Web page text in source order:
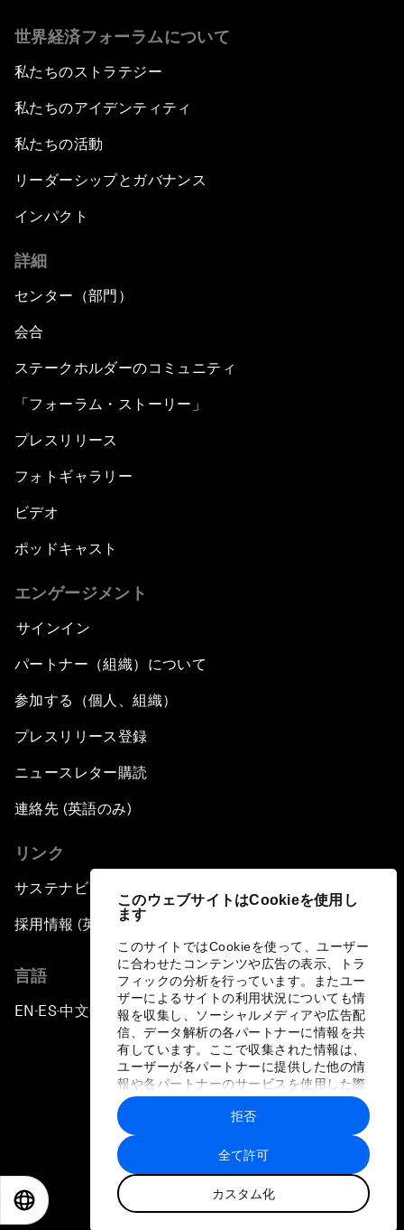
このウェブサイトはCookieを使用し
ます
このサイトではCookieを使って、ユーザー
に合わせたコンテンツや広告の表示、トラ
フィックの分析を行っています。またユー
ザーによるサイトの利用状況についても情
報を収集し、ソーシャルメディアや広告配
信、データ解析の各パートナーに情報を共
有しています。ここで収集された情報は、
ユーザーが各パートナーに提供した他の情
報や各パートナーのサービスを使用した際
に収集された情報と組み合わされ、各パー
トナーによって使用されることがありま
す。
全て許可
カスタム化
拒否
世界経済フォーラムについて
私たちのストラテジー
私たちのアイデンティティ
私たちの活動
リーダーシップとガバナンス
インパクト
詳細
センター（部門）
会合
ステークホルダーのコミュニティ
「フォーラム・ストーリー」
プレスリリース
フォトギャラリー
ビデオ
ポッドキャスト
エンゲージメント
サインイン
パートナー（組織）について
参加する（個人、組織）
プレスリリース登録
ニュースレター購読
連絡先 (英語のみ)
リンク
サステナビリティへの取り組み
採用情報 (英語のみ)
言語
EN ▪ES▪中文▪ 日本語
プライバシーポリシーと利用規約
サイトマップ
©
世界経済フォーラム